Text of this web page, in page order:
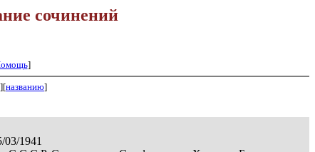
сочинений
]
][названию]
03/1941